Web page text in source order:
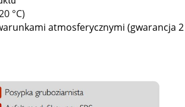
°C)
atmosferycznymi (gwarancja 2